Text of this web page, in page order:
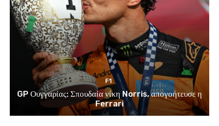
F1
GP Ουγγαρίας: Σπουδαία νίκη Norris, απογοήτευσε η
Ferrari